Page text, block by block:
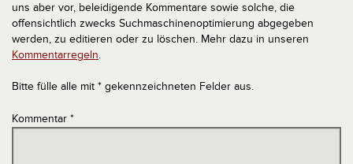
uns aber vor, beleidigende Kommentare sowie solche, die
offensichtlich zwecks Suchmaschinenoptimierung abgegeben
werden, zu editieren oder zu löschen. Mehr dazu in unseren
Kommentarregeln.
Bitte fülle alle mit * gekennzeichneten Felder aus.
Kommentar *